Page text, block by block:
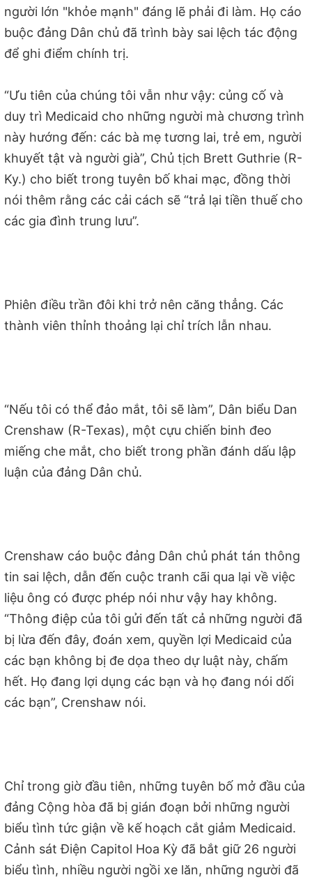
người lớn "khỏe mạnh" đáng lẽ phải đi làm. Họ cáo
buộc đảng Dân chủ đã trình bày sai lệch tác động
để ghi điểm chính trị.
“Ưu tiên của chúng tôi vẫn như vậy: củng cố và
duy trì Medicaid cho những người mà chương trình
này hướng đến: các bà mẹ tương lai, trẻ em, người
khuyết tật và người già”, Chủ tịch Brett Guthrie (R-
Ky.) cho biết trong tuyên bố khai mạc, đồng thời
nói thêm rằng các cải cách sẽ “trả lại tiền thuế cho
các gia đình trung lưu”.
Phiên điều trần đôi khi trở nên căng thẳng. Các
thành viên thỉnh thoảng lại chỉ trích lẫn nhau.
“Nếu tôi có thể đảo mắt, tôi sẽ làm”, Dân biểu Dan
Crenshaw (R-Texas), một cựu chiến binh đeo
miếng che mắt, cho biết trong phần đánh dấu lập
luận của đảng Dân chủ.
Crenshaw cáo buộc đảng Dân chủ phát tán thông
tin sai lệch, dẫn đến cuộc tranh cãi qua lại về việc
liệu ông có được phép nói như vậy hay không.
“Thông điệp của tôi gửi đến tất cả những người đã
bị lừa đến đây, đoán xem, quyền lợi Medicaid của
các bạn không bị đe dọa theo dự luật này, chấm
hết. Họ đang lợi dụng các bạn và họ đang nói dối
các bạn”, Crenshaw nói.
Chỉ trong giờ đầu tiên, những tuyên bố mở đầu của
đảng Cộng hòa đã bị gián đoạn bởi những người
biểu tình tức giận về kế hoạch cắt giảm Medicaid.
Cảnh sát Điện Capitol Hoa Kỳ đã bắt giữ 26 người
biểu tình, nhiều người ngồi xe lăn, những người đã